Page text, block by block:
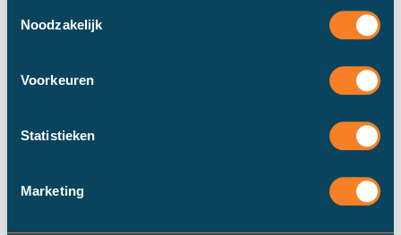
Noodzakelijk
Voorkeuren
Statistieken
Marketing